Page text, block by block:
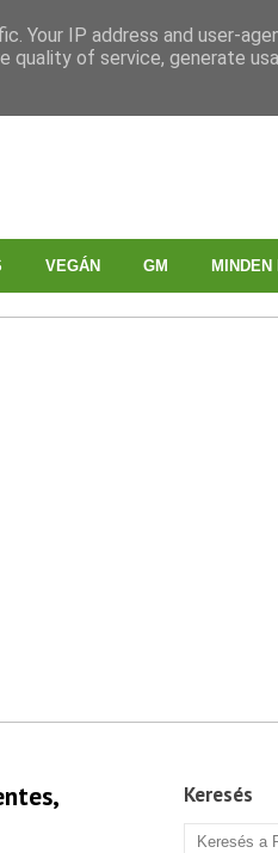
VEGÁN GM MINDEN
Keresés
Your IP address and user-
quality of service, generate